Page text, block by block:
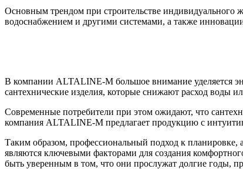
Основным трендом при строительстве индивидуального
водоснабжением и другими системами, а также
В компании ALTALINE-M большое внимание уделяется
сантехнические изделия, которые снижают расход воды
Современные потребители при этом ожидают, что
компания ALTALINE-M предлагает продукцию с
Таким образом, профессиональный подход к планировке,
являются ключевыми факторами для создания
быть уверенным в том, что они прослужат долгие годы,